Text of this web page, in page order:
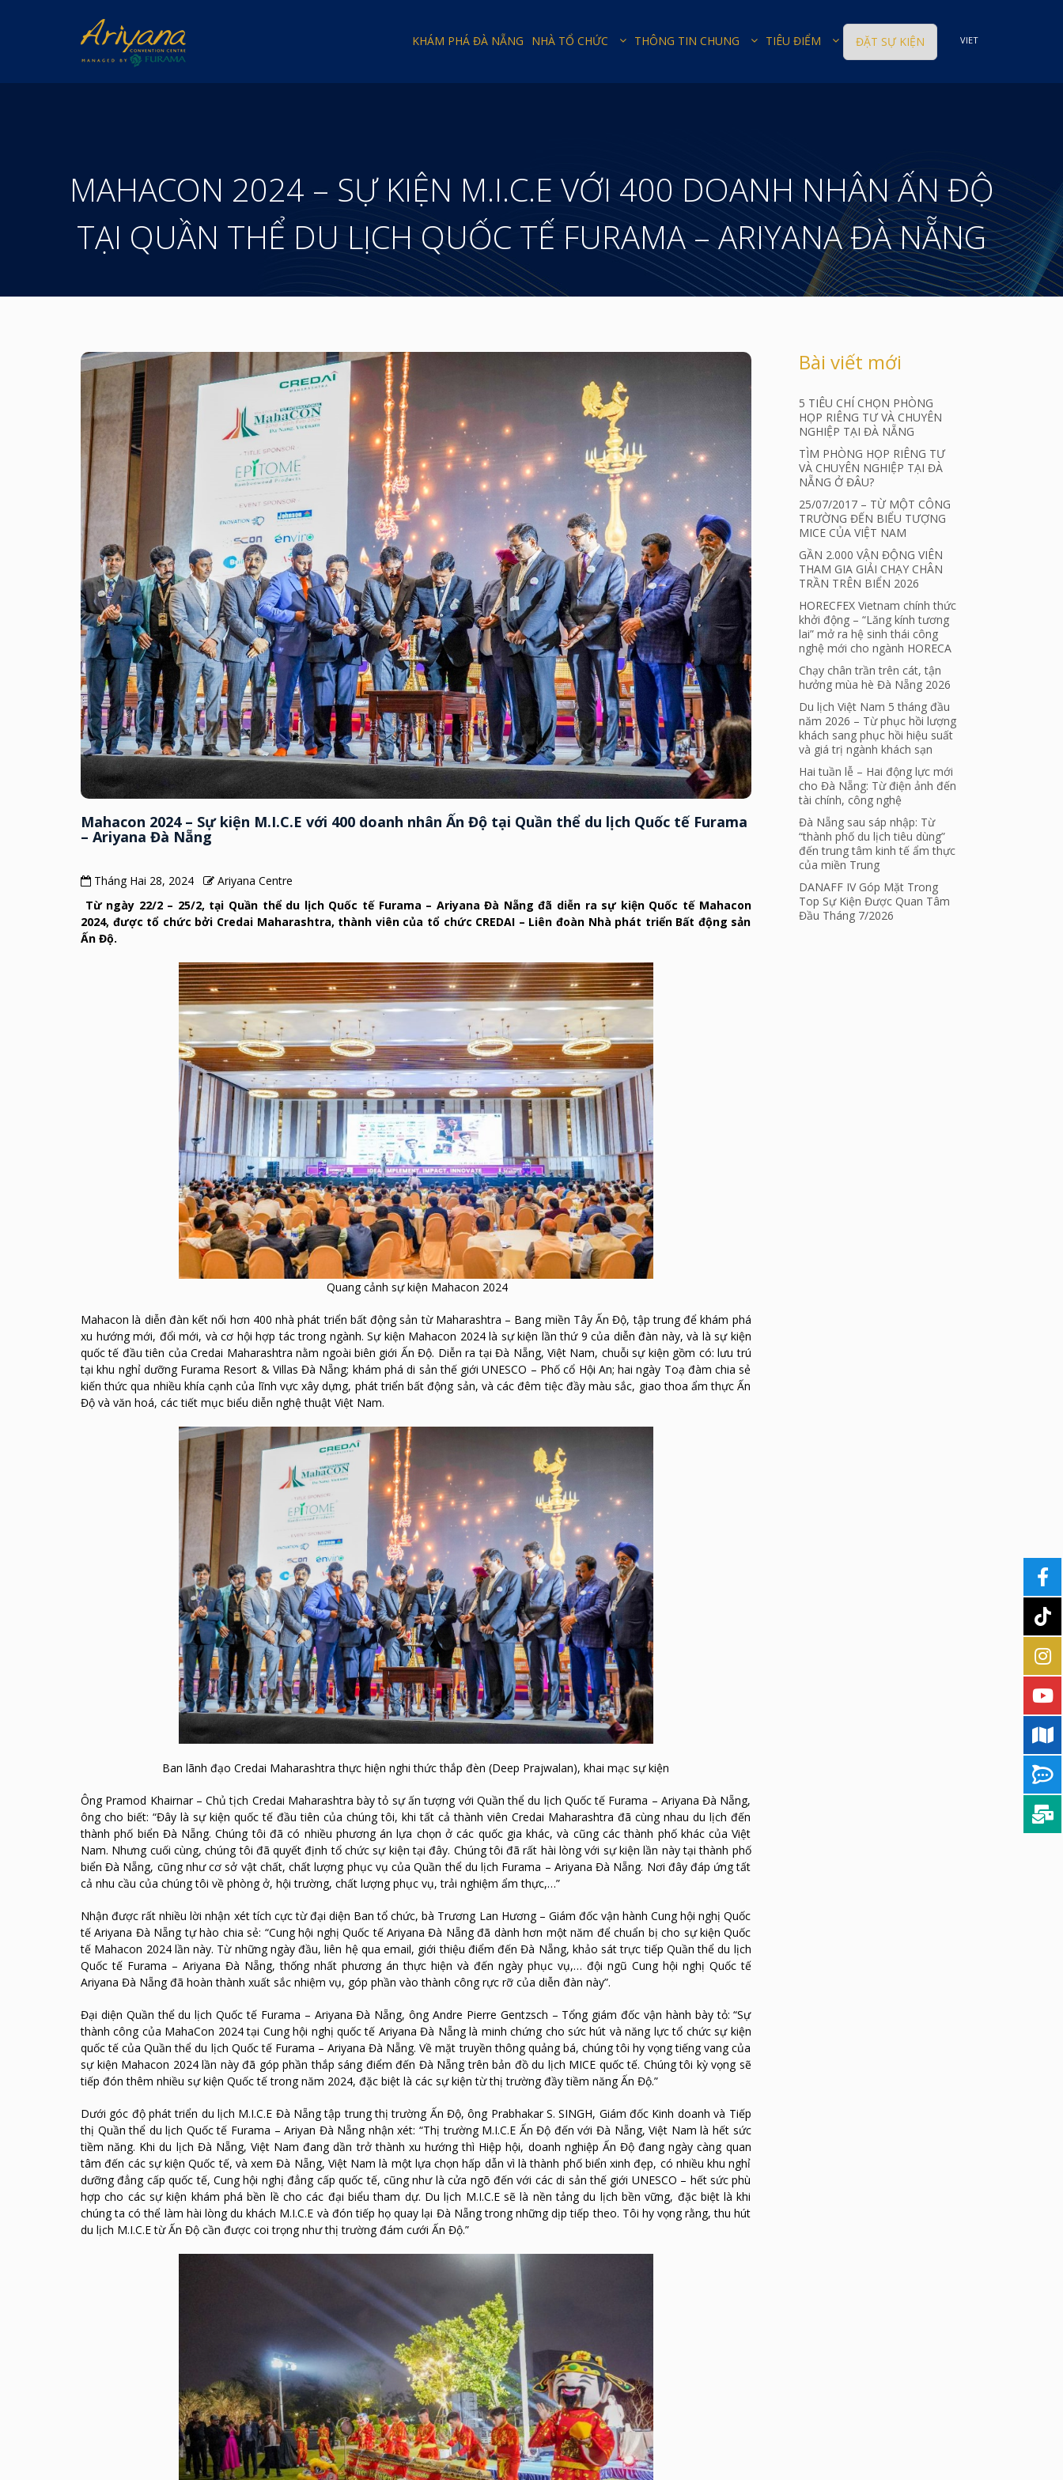
KHÁM PHÁ ĐÀ NẴNG NHÀ TỔ CHỨC THÔNG TIN CHUNG TIÊU ĐIỂM ĐẶT SỰ KIỆN VIET
MAHACON 2024 – SỰ KIỆN M.I.C.E VỚI 400 DOANH NHÂN ẤN ĐỘ
TẠI QUẦN THỂ DU LỊCH QUỐC TẾ FURAMA – ARIYANA ĐÀ NẴNG
Mahacon 2024 – Sự kiện M.I.C.E với 400 doanh nhân Ấn Độ tại Quần thể du lịch Quốc tế Furama
– Ariyana Đà Nẵng
Tháng Hai 28, 2024
Ariyana Centre
Từ ngày 22/2 – 25/2, tại Quần thể du lịch Quốc tế Furama – Ariyana Đà Nẵng đã diễn ra sự kiện Quốc tế Mahacon
2024, được tổ chức bởi Credai Maharashtra, thành viên của tổ chức CREDAI – Liên đoàn Nhà phát triển Bất động sản
Ấn Độ.
Quang cảnh sự kiện Mahacon 2024
Mahacon là diễn đàn kết nối hơn 400 nhà phát triển bất động sản từ Maharashtra – Bang miền Tây Ấn Độ, tập trung để khám phá
xu hướng mới, đổi mới, và cơ hội hợp tác trong ngành. Sự kiện Mahacon 2024 là sự kiện lần thứ 9 của diễn đàn này, và là sự kiện
quốc tế đầu tiên của Credai Maharashtra nằm ngoài biên giới Ấn Độ. Diễn ra tại Đà Nẵng, Việt Nam, chuỗi sự kiện gồm có: lưu trú
tại khu nghỉ dưỡng Furama Resort & Villas Đà Nẵng; khám phá di sản thế giới UNESCO – Phố cổ Hội An; hai ngày Toạ đàm chia sẻ
kiến thức qua nhiều khía cạnh của lĩnh vực xây dựng, phát triển bất động sản, và các đêm tiệc đầy màu sắc, giao thoa ẩm thực Ấn
Độ và văn hoá, các tiết mục biểu diễn nghệ thuật Việt Nam.
Ban lãnh đạo Credai Maharashtra thực hiện nghi thức thắp đèn (Deep Prajwalan), khai mạc sự kiện
Ông Pramod Khairnar – Chủ tịch Credai Maharashtra bày tỏ sự ấn tượng với Quần thể du lịch Quốc tế Furama – Ariyana Đà Nẵng,
ông cho biết: “Đây là sự kiện quốc tế đầu tiên của chúng tôi, khi tất cả thành viên Credai Maharashtra đã cùng nhau du lịch đến
thành phố biển Đà Nẵng. Chúng tôi đã có nhiều phương án lựa chọn ở các quốc gia khác, và cũng các thành phố khác của Việt
Nam. Nhưng cuối cùng, chúng tôi đã quyết định tổ chức sự kiện tại đây. Chúng tôi đã rất hài lòng với sự kiện lần này tại thành phố
biển Đà Nẵng, cũng như cơ sở vật chất, chất lượng phục vụ của Quần thể du lịch Furama – Ariyana Đà Nẵng. Nơi đây đáp ứng tất
cả nhu cầu của chúng tôi về phòng ở, hội trường, chất lượng phục vụ, trải nghiệm ẩm thực,…”
Nhận được rất nhiều lời nhận xét tích cực từ đại diện Ban tổ chức, bà Trương Lan Hương – Giám đốc vận hành Cung hội nghị Quốc
tế Ariyana Đà Nẵng tự hào chia sẻ: “Cung hội nghị Quốc tế Ariyana Đà Nẵng đã dành hơn một năm để chuẩn bị cho sự kiện Quốc
tế Mahacon 2024 lần này. Từ những ngày đầu, liên hệ qua email, giới thiệu điểm đến Đà Nẵng, khảo sát trực tiếp Quần thể du lịch
Quốc tế Furama – Ariyana Đà Nẵng, thống nhất phương án thực hiện và đến ngày phục vụ,… đội ngũ Cung hội nghị Quốc tế
Ariyana Đà Nẵng đã hoàn thành xuất sắc nhiệm vụ, góp phần vào thành công rực rỡ của diễn đàn này”.
Đại diện Quần thể du lịch Quốc tế Furama – Ariyana Đà Nẵng, ông Andre Pierre Gentzsch – Tổng giám đốc vận hành bày tỏ: “Sự
thành công của MahaCon 2024 tại Cung hội nghị quốc tế Ariyana Đà Nẵng là minh chứng cho sức hút và năng lực tổ chức sự kiện
quốc tế của Quần thể du lịch Quốc tế Furama – Ariyana Đà Nẵng. Về mặt truyền thông quảng bá, chúng tôi hy vọng tiếng vang của
sự kiện Mahacon 2024 lần này đã góp phần thắp sáng điểm đến Đà Nẵng trên bản đồ du lịch MICE quốc tế. Chúng tôi kỳ vọng sẽ
tiếp đón thêm nhiều sự kiện Quốc tế trong năm 2024, đặc biệt là các sự kiện từ thị trường đầy tiềm năng Ấn Độ.”
Dưới góc độ phát triển du lịch M.I.C.E Đà Nẵng tập trung thị trường Ấn Độ, ông Prabhakar S. SINGH, Giám đốc Kinh doanh và Tiếp
thị Quần thể du lịch Quốc tế Furama – Ariyan Đà Nẵng nhận xét: “Thị trường M.I.C.E Ấn Độ đến với Đà Nẵng, Việt Nam là hết sức
tiềm năng. Khi du lịch Đà Nẵng, Việt Nam đang dần trở thành xu hướng thì Hiệp hội, doanh nghiệp Ấn Độ đang ngày càng quan
tâm đến các sự kiện Quốc tế, và xem Đà Nẵng, Việt Nam là một lựa chọn hấp dẫn vì là thành phố biển xinh đẹp, có nhiều khu nghỉ
dưỡng đẳng cấp quốc tế, Cung hội nghị đẳng cấp quốc tế, cũng như là cửa ngõ đến với các di sản thế giới UNESCO – hết sức phù
hợp cho các sự kiện khám phá bền lề cho các đại biểu tham dự. Du lịch M.I.C.E sẽ là nền tảng du lịch bền vững, đặc biệt là khi
chúng ta có thể làm hài lòng du khách M.I.C.E và đón tiếp họ quay lại Đà Nẵng trong những dịp tiếp theo. Tôi hy vọng rằng, thu hút
du lịch M.I.C.E từ Ấn Độ cần được coi trọng như thị trường đám cưới Ấn Độ.”
Bài viết mới
5 TIÊU CHÍ CHỌN PHÒNG
HỌP RIÊNG TƯ VÀ CHUYÊN
NGHIỆP TẠI ĐÀ NẴNG
TÌM PHÒNG HỌP RIÊNG TƯ
VÀ CHUYÊN NGHIỆP TẠI ĐÀ
NẴNG Ở ĐÂU?
25/07/2017 – TỪ MỘT CÔNG
TRƯỜNG ĐẾN BIỂU TƯỢNG
MICE CỦA VIỆT NAM
GẦN 2.000 VẬN ĐỘNG VIÊN
THAM GIA GIẢI CHẠY CHÂN
TRẦN TRÊN BIỂN 2026
HORECFEX Vietnam chính thức
khởi động – “Lăng kính tương
lai” mở ra hệ sinh thái công
nghệ mới cho ngành HORECA
Chạy chân trần trên cát, tận
hưởng mùa hè Đà Nẵng 2026
Du lịch Việt Nam 5 tháng đầu
năm 2026 – Từ phục hồi lượng
khách sang phục hồi hiệu suất
và giá trị ngành khách sạn
Hai tuần lễ – Hai động lực mới
cho Đà Nẵng: Từ điện ảnh đến
tài chính, công nghệ
Đà Nẵng sau sáp nhập: Từ
“thành phố du lịch tiêu dùng”
đến trung tâm kinh tế ẩm thực
của miền Trung
DANAFF IV Góp Mặt Trong
Top Sự Kiện Được Quan Tâm
Đầu Tháng 7/2026